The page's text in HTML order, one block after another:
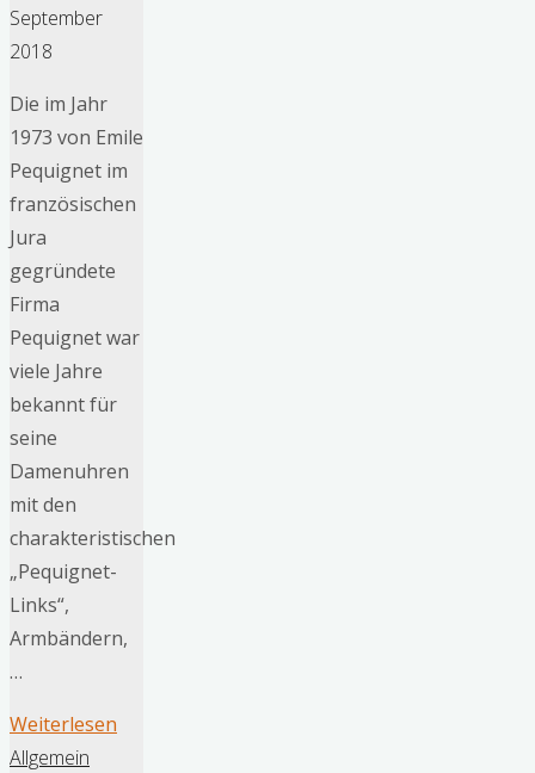
September
2018
Die im Jahr
1973 von Emile
Pequignet im
französischen
Jura
gegründete
Firma
Pequignet war
viele Jahre
bekannt für
seine
Damenuhren
mit den
charakteristischen
„Pequignet-
Links“,
Armbändern,
…
Weiterlesen
Allgemein